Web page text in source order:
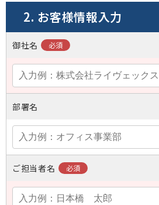
2. お客様情報入力
御社名
部署名
ご担当者名